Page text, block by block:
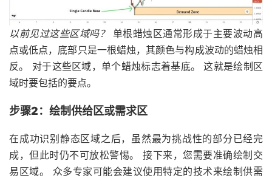
以前见过这些区域吗？ 单根蜡烛区通常形成于主要波动高
点或低点，底部只是一根蜡烛，其颜色与构成波动的蜡烛相
反。 对于这些区域，单个蜡烛标志着基底。 这就是绘制区
域时要包括的要点。
步骤2：绘制供给区或需求区
在成功识别静态区域之后，虽然最为挑战性的部分已经完
成，但此时仍不可放松警惕。 接下来，您需要准确绘制交
易区域。 众多专家可能会建议使用特定的技术来绘制供需